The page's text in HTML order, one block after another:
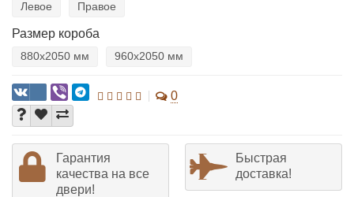
Левое Правое
Размер короба
880х2050 мм 960х2050 мм
0
Гарантия
качества на все
двери!
Быстрая
доставка!